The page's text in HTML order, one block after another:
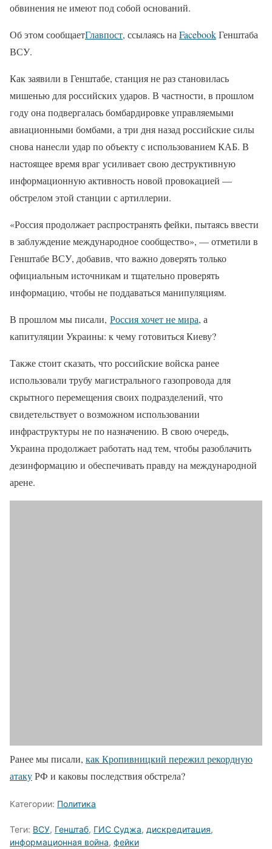
обвинения не имеют под собой оснований.
Об этом сообщаетГлавпост, ссылаясь наFacebookГенштаба
ВСУ.
Как заявили в Генштабе, станция не раз становилась
мишенью для российских ударов. В частности, в прошлом
году она подвергалась бомбардировке управляемыми
авиационными бомбами, а три дня назад российские силы
снова нанесли удар по объекту с использованием КАБ. В
настоящее время враг усиливает свою деструктивную
информационную активность новой провокацией —
обстрелом этой станции с артиллерии.
«Россия продолжает распространять фейки, пытаясь ввести
в заблуждение международное сообщество», — отметили в
Генштабе ВСУ, добавив, что важно доверять только
официальным источникам и тщательно проверять
информацию, чтобы не поддаваться манипуляциям.
В прошлом мы писали, Россия хочет не мира, а
капитуляции Украины: к чему готовиться Киеву?
Также стоит сказать, что российские войска ранее
использовали трубу магистрального газопровода для
скрытного перемещения своих подразделений, что
свидетельствует о возможном использовании
инфраструктуры не по назначению. В свою очередь,
Украина продолжает работать над тем, чтобы разоблачить
дезинформацию и обеспечивать правду на международной
арене.
Ранее мы писали, как Кропивницкий пережил рекордную
атакуРФ и каковы последствия обстрела?
Категории: Политика
Теги: ВСУ, Генштаб, ГИС Суджа, дискредитация,
информационная война, фейки